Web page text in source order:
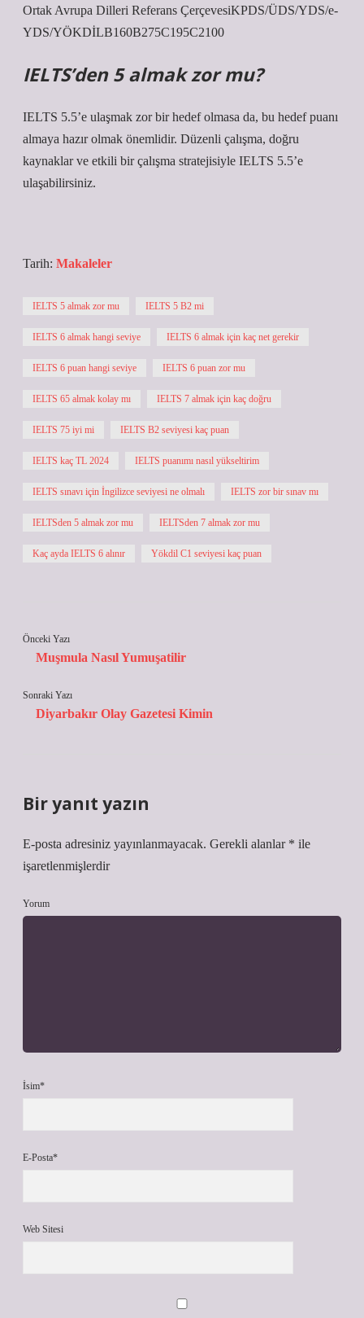
Ortak Avrupa Dilleri Referans ÇerçevesiKPDS/ÜDS/YDS/e-
YDS/YÖKDİLB160B275C195C2100
IELTS’den 5 almak zor mu?
IELTS 5.5’e ulaşmak zor bir hedef olmasa da, bu hedef puanı
almaya hazır olmak önemlidir. Düzenli çalışma, doğru
kaynaklar ve etkili bir çalışma stratejisiyle IELTS 5.5’e
ulaşabilirsiniz.
Tarih: Makaleler
IELTS 5 almak zor mu IELTS 5 B2 mi
IELTS 6 almak hangi seviye IELTS 6 almak için kaç net gerekir
IELTS 6 puan hangi seviye IELTS 6 puan zor mu
IELTS 65 almak kolay mı IELTS 7 almak için kaç doğru
IELTS 75 iyi mi IELTS B2 seviyesi kaç puan
IELTS kaç TL 2024 IELTS puanımı nasıl yükseltirim
IELTS sınavı için İngilizce seviyesi ne olmalı IELTS zor bir sınav mı
IELTSden 5 almak zor mu IELTSden 7 almak zor mu
Kaç ayda IELTS 6 alınır Yökdil C1 seviyesi kaç puan
Önceki Yazı
Muşmula Nasıl Yumuşatilir
Sonraki Yazı
Diyarbakır Olay Gazetesi Kimin
Bir yanıt yazın
E-posta adresiniz yayınlanmayacak. Gerekli alanlar * ile
işaretlenmişlerdir
Yorum
İsim*
E-Posta*
Web Sitesi